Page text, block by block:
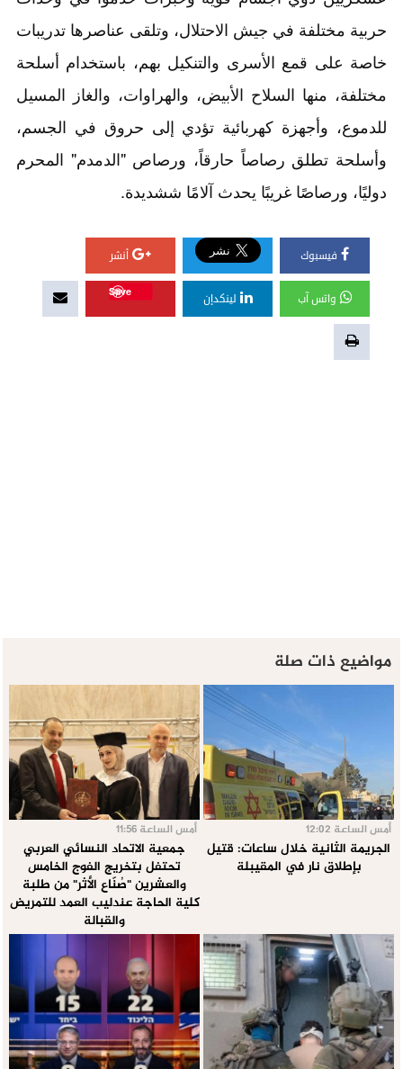
حربية مختلفة في جيش الاحتلال، وتلقى عناصرها تدريبات
خاصة على قمع الأسرى والتنكيل بهم، باستخدام أسلحة
مختلفة، منها السلاح الأبيض، والهراوات، والغاز المسيل
للدموع، وأجهزة كهربائية تؤدي إلى حروق في الجسم،
وأسلحة تطلق رصاصاً حارقاً، ورصاص "الدمدم" المحرم
دوليًا، ورصاصًا غريبًا يحدث آلامًا ششديدة.
فيسبوك أنشر
واتس آب لينكدإن
Save
مواضيع ذات صلة
أمس الساعة 12:02
الجريمة الثانية خلال ساعات: قتيل
بإطلاق نار في المقيبلة
أمس الساعة 11:56
جمعية الاتحاد النسائي العربي
تحتفل بتخريج الفوج الخامس
والعشرين "صُنّاع الأثر" من طلبة
كلية الحاجة عندليب العمد للتمريض
والقبالة